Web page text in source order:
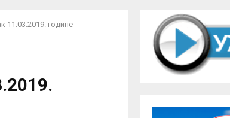
године